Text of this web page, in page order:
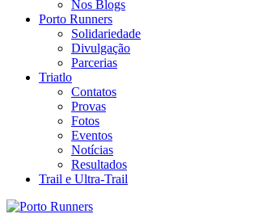
Nos Blogs
Porto Runners
Solidariedade
Divulgação
Parcerias
Triatlo
Contatos
Provas
Fotos
Eventos
Notícias
Resultados
Trail e Ultra-Trail